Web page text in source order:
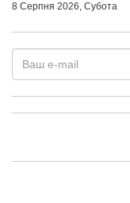
8 Серпня 2026, Субота